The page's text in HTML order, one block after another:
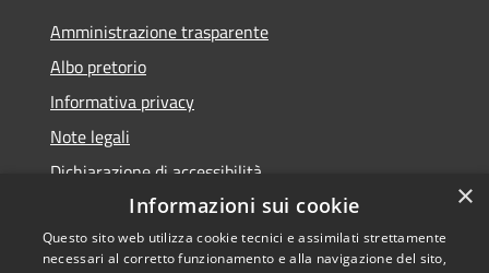
Amministrazione trasparente
Albo pretorio
Informativa privacy
Note legali
Dichiarazione di accessibilità
×
Informazioni sui cookie
Questo sito web utilizza cookie tecnici e assimilati strettamente
necessari al corretto funzionamento e alla navigazione del sito,